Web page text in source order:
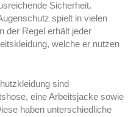
Sicherheit.
spielt in vielen
der Regel erhält jeder
welche er nutzen
sind
eine Arbeitsjacke sowie
haben unterschiedliche